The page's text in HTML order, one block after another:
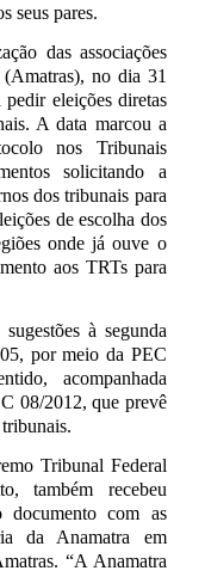
seus pares.
das associações
no dia 31
eleições diretas
A data marcou a
nos Tribunais
solicitando a
dos tribunais para
de escolha dos
onde já ouve o
aos TRTs para
à segunda
por meio da PEC
acompanhada
08/2012, que prevê
Tribunal Federal
também recebeu
documento com as
da Anamatra em
“A Anamatra